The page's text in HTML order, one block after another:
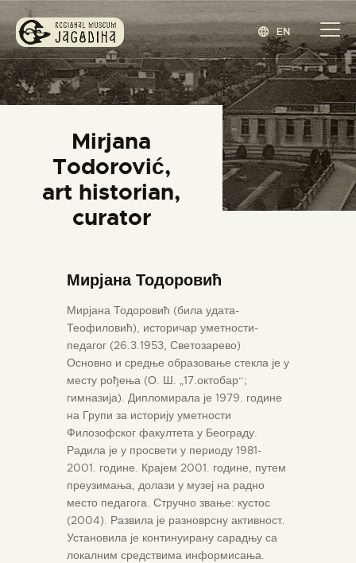
EN
Mirjana
Todorović,
art historian,
curator
REGIONAL MUSEUM JAGODINA
www.jagodina.museum
COLLECTIONS
EXHIBITIONS
EVENTS
EDITIONS
ABOUT
СРПСКИ(SERBIAN)
Мирјана Тодоровић
Мирјана Тодоровић (била удата-
Теофиловић), историчар уметности-
педагог (26.3.1953, Светозарево)
Основно и средње образовање стекла је у
месту рођења (О. Ш. „17.октобар“;
гимназија). Дипломирала је 1979. године
на Групи за историју уметности
Филозофског факултета у Београду.
Радила је у просвети у периоду 1981-
2001. године. Крајем 2001. године, путем
преузимања, долази у музеј на радно
место педагога. Стручно звање: кустос
(2004). Развила је разноврсну активност.
Установила је континуирану сарадњу са
локалним средствима информисања.